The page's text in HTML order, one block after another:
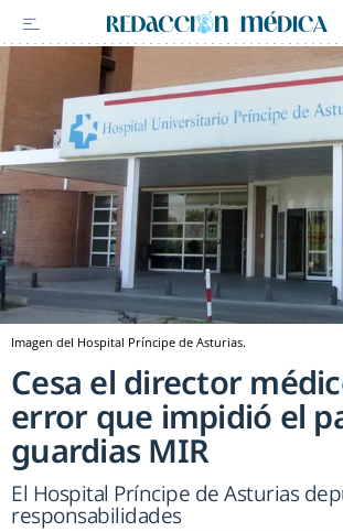
Imagen del Hospital Príncipe de Asturias.
Cesa el director
error que impidió el
guardias MIR
El Hospital Príncipe de Asturias
responsabilidades